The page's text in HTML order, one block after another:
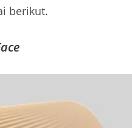
berikut.